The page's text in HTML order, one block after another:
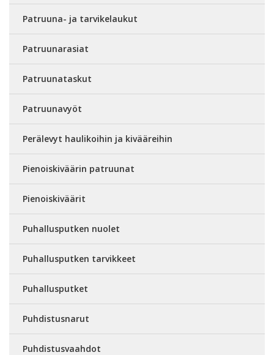
Patruuna- ja tarvikelaukut
Patruunarasiat
Patruunataskut
Patruunavyöt
Perälevyt haulikoihin ja kivääreihin
Pienoiskiväärin patruunat
Pienoiskiväärit
Puhallusputken nuolet
Puhallusputken tarvikkeet
Puhallusputket
Puhdistusnarut
Puhdistusvaahdot